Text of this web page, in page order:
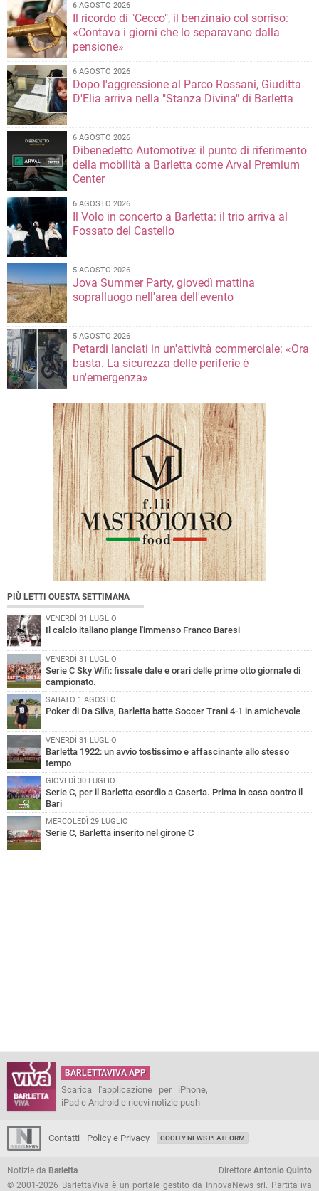
6 AGOSTO 2026
Il ricordo di "Cecco", il benzinaio col sorriso:
«Contava i giorni che lo separavano dalla
pensione»
6 AGOSTO 2026
Dopo l'aggressione al Parco Rossani, Giuditta
D'Elia arriva nella "Stanza Divina" di Barletta
6 AGOSTO 2026
Dibenedetto Automotive: il punto di riferimento
della mobilità a Barletta come Arval Premium
Center
6 AGOSTO 2026
Il Volo in concerto a Barletta: il trio arriva al
Fossato del Castello
5 AGOSTO 2026
Jova Summer Party, giovedì mattina
sopralluogo nell'area dell'evento
5 AGOSTO 2026
Petardi lanciati in un'attività commerciale: «Ora
basta. La sicurezza delle periferie è
un'emergenza»
PIÙ LETTI QUESTA SETTIMANA
VENERDÌ 31 LUGLIO
Il calcio italiano piange l'immenso Franco Baresi
VENERDÌ 31 LUGLIO
Serie C Sky Wifi: fissate date e orari delle prime otto giornate di
campionato.
SABATO 1 AGOSTO
Poker di Da Silva, Barletta batte Soccer Trani 4-1 in amichevole
VENERDÌ 31 LUGLIO
Barletta 1922: un avvio tostissimo e affascinante allo stesso
tempo
GIOVEDÌ 30 LUGLIO
Serie C, per il Barletta esordio a Caserta. Prima in casa contro il
Bari
MERCOLEDÌ 29 LUGLIO
Serie C, Barletta inserito nel girone C
BARLETTAVIVA APP
Scarica l'applicazione per iPhone,
iPad e Android e ricevi notizie push
Contatti Policy e Privacy GOCITY NEWS PLATFORM
Notizie da Barletta Direttore Antonio Quinto
© 2001-2026 BarlettaViva è un portale gestito da InnovaNews srl. Partita iva